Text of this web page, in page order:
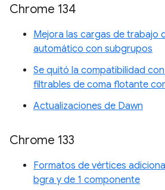
Chrome 134
Mejora las cargas de trabajo
automático con subgrupos
Se quitó la compatibilidad
filtrables de coma flotante
Actualizaciones de Dawn
Chrome 133
Formatos de vértices
bgra y de 1 componente